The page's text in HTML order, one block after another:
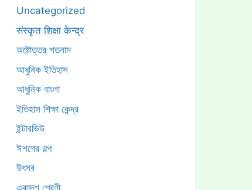
Uncategorized
संस्कृत शिक्षा केन्द्र
অষ্টোত্তর শতনাম
আধুনিক ইতিহাস
আধুনিক বাংলা
ইতিহাস শিক্ষা কেন্দ্র
ইন্টারভিউ
ঈশপের গল্প
উৎসব
একাদশ শ্রেণী